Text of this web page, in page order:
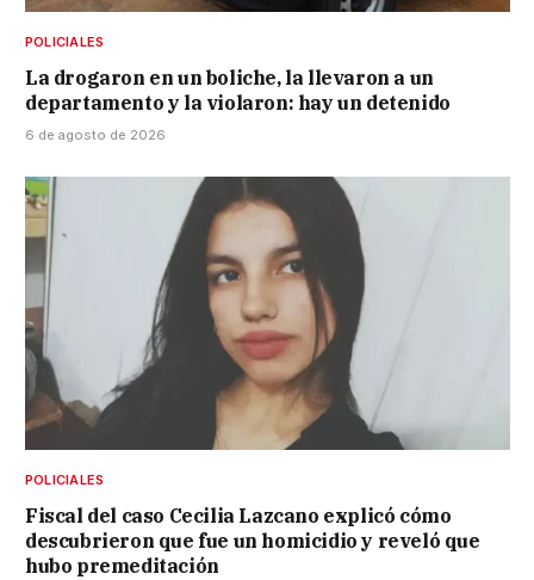
POLICIALES
La drogaron en un boliche, la llevaron a un
departamento y la violaron: hay un detenido
6 de agosto de 2026
POLICIALES
Fiscal del caso Cecilia Lazcano explicó cómo
descubrieron que fue un homicidio y reveló que
hubo premeditación